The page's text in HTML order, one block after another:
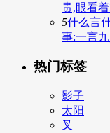
贵,眼看
5什么言
事:一言
热门标签
影子
太阳
叉